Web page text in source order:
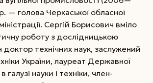
— голова Черкаської обласної
Сергій Борисович вміло
роботу з дослідницькою
доктор технічних наук, заслужений
України, лауреат Державної
галузі науки і техніки, член-